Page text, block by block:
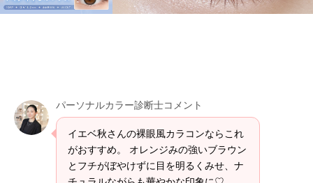
パーソナルカラー診断士コメント
イエベ秋さんの裸眼風カラコンならこれ
がおすすめ。 オレンジみの強いブラウン
とフチがぼやけずに目を明るくみせ、ナ